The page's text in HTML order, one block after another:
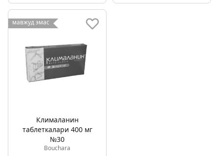
мавжуд эмас
Клималанин
таблеткалари 400 мг
№30
Bouchara